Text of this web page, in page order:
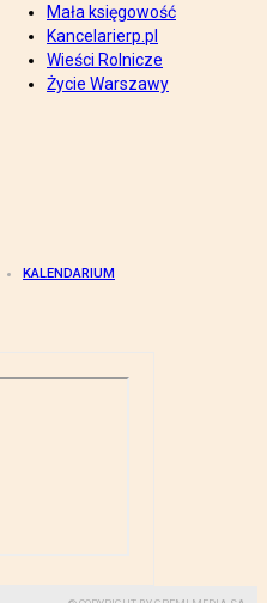
Mała księgowość
Kancelarierp.pl
Wieści Rolnicze
Życie Warszawy
KALENDARIUM